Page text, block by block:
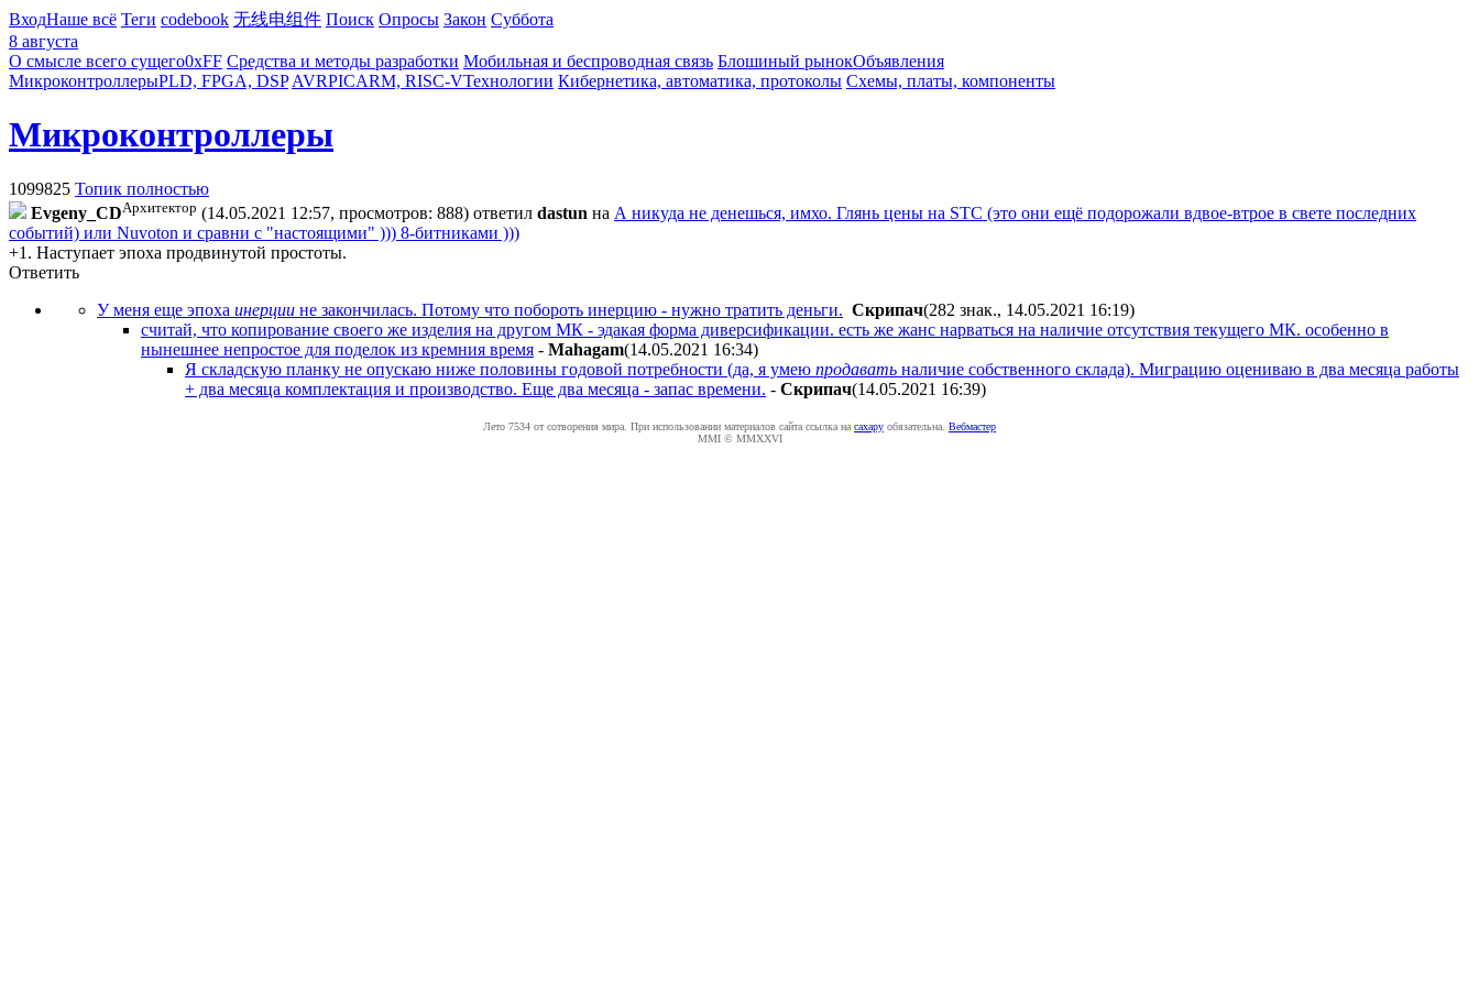
ВходНаше всё Теги codebook 无线电组件 Поиск Опросы Закон Суббота
8 августа
О смысле всего сущего0xFF Средства и методы разработки Мобильная и беспроводная связь Блошиный рынокОбъявления
МикроконтроллерыPLD, FPGA, DSP AVRPICARM, RISC-VТехнологии Кибернетика, автоматика, протоколы Схемы, платы, компоненты
Микроконтроллеры
1099825 Топик полностью
Evgeny_CDАрхитектор (14.05.2021 12:57, просмотров: 888) ответил dastun на А никуда не денешься, имхо. Глянь цены на STC (это они ещё подорожали вдвое-втрое в свете последних
событий) или Nuvoton и сравни с "настоящими" ))) 8-битниками )))
+1. Наступает эпоха продвинутой простоты.
Ответить
У меня еще эпоха инерции не закончилась. Потому что побороть инерцию - нужно тратить деньги. Cкpипaч(282 знак., 14.05.2021 16:19)
считай, что копирование своего же изделия на другом МК - эдакая форма диверсификации. есть же жанс нарваться на наличие отсутствия текущего МК. особенно в
нынешнее непростое для поделок из кремния время - Mahagam(14.05.2021 16:34)
Я складскую планку не опускаю ниже половины годовой потребности (да, я умею продавать наличие собственного склада). Миграцию оцениваю в два месяца работы
+ два месяца комплектация и производство. Еще два месяца - запас времени. - Cкpипaч(14.05.2021 16:39)
Лето 7534 от сотворения мира. При использовании материалов сайта ссылка на caxapу обязательна. Вебмастер
MMI © MMXXVI